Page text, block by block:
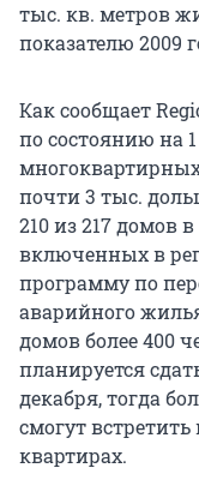
тыс. кв. метров
показателю 2009
Как сообщает
по состоянию на
почти 3 тыс.
210 из 217 домов
включенных в
программу по
аварийного
домов более 400
планируется
декабря, тогда
смогут
квартирах.